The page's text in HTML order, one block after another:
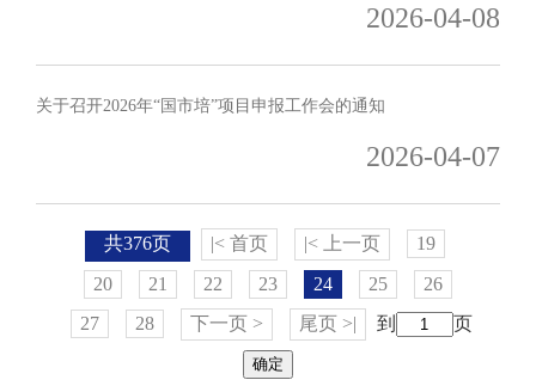
2026-04-08
关于召开2026年“国市培”项目申报工作会的通知
2026-04-07
共376页 |< 首页 |< 上一页
19
20
21 22 23 24 25
26
27
28 下一页 > 尾页 >| 到 页
确定